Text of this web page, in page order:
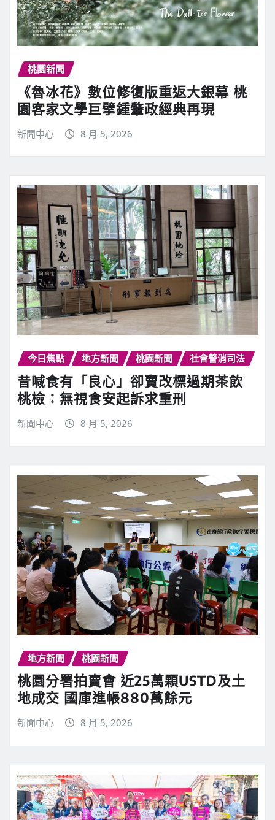
桃園新聞
《魯冰花》數位修復版重返大銀幕 桃
園客家文學巨擘鍾肇政經典再現
新聞中心 8 月 5, 2026
今日焦點 地方新聞 桃園新聞 社會警消司法
昔喊食有「良心」卻賣改標過期茶飲
桃檢：無視食安起訴求重刑
新聞中心 8 月 5, 2026
地方新聞 桃園新聞
桃園分署拍賣會 近25萬顆USTD及土
地成交 國庫進帳880萬餘元
新聞中心 8 月 5, 2026